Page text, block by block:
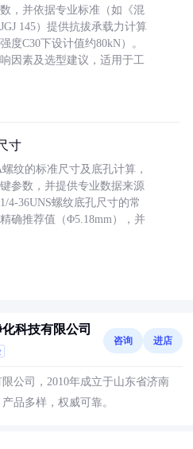
，并依据专业标准（如《混
145）提供抗拔承载力计算
度C30下设计值约80kN）。
因素及选型建议，适用于工
寸
纹的标准尺寸及底孔计算，
参数，并提供专业数据来源
4-36UNS螺纹底孔尺寸的常
确推荐值（Φ5.18mm），并
科技有限公司
咨询 进店
公司，2010年成立于山东省济南
品多样，权威可靠。